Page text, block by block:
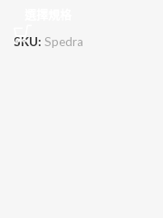
SKU: Spedra